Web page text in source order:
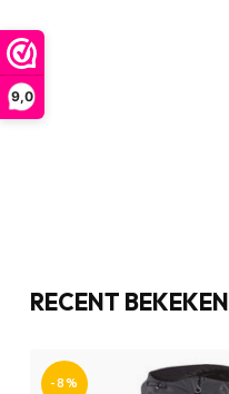
9,0
RECENT BEKEKEN
-8%